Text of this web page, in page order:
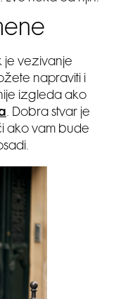
je vezivanje
napraviti i
izgleda ako
. Dobra stvar je
ako vam bude